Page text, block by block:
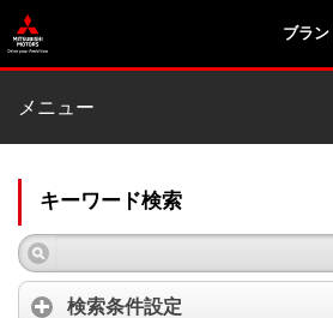
ブラ
メニュー
キーワード検索
検索条件設定